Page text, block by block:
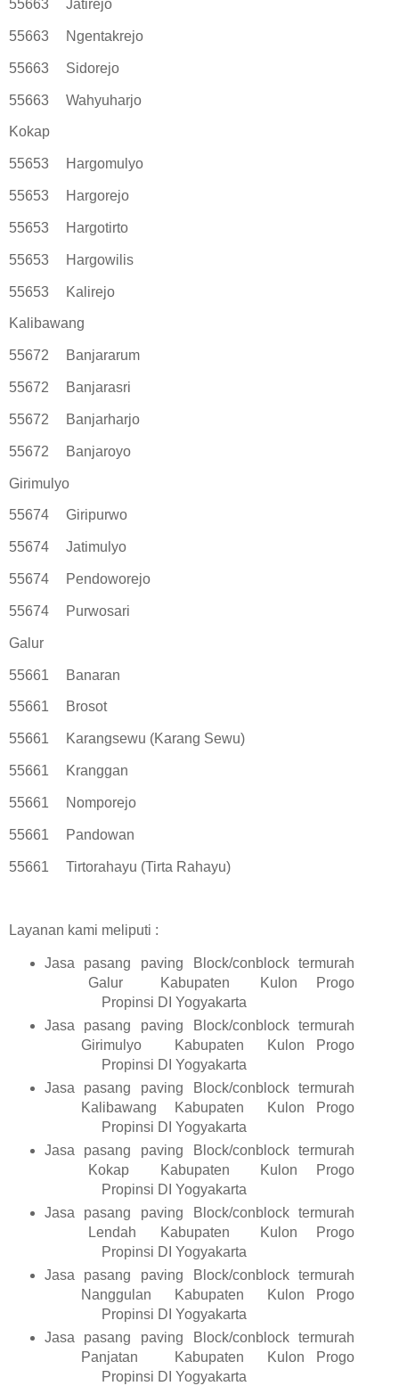
55663 Jatirejo
55663 Ngentakrejo
55663 Sidorejo
55663 Wahyuharjo
Kokap
55653 Hargomulyo
55653 Hargorejo
55653 Hargotirto
55653 Hargowilis
55653 Kalirejo
Kalibawang
55672 Banjararum
55672 Banjarasri
55672 Banjarharjo
55672 Banjaroyo
Girimulyo
55674 Giripurwo
55674 Jatimulyo
55674 Pendoworejo
55674 Purwosari
Galur
55661 Banaran
55661 Brosot
55661 Karangsewu (Karang Sewu)
55661 Kranggan
55661 Nomporejo
55661 Pandowan
55661 Tirtorahayu (Tirta Rahayu)
Layanan kami meliputi :
Jasa pasang paving Block/conblock termurah
Galur
Kabupaten
Kulon Progo
Propinsi DI Yogyakarta
Jasa pasang paving Block/conblock termurah
Girimulyo
Kabupaten
Kulon Progo
Propinsi DI Yogyakarta
Jasa pasang paving Block/conblock termurah
Kalibawang
Kabupaten
Kulon Progo
Propinsi DI Yogyakarta
Jasa pasang paving Block/conblock termurah
Kokap
Kabupaten
Kulon Progo
Propinsi DI Yogyakarta
Jasa pasang paving Block/conblock termurah
Lendah
Kabupaten
Kulon Progo
Propinsi DI Yogyakarta
Jasa pasang paving Block/conblock termurah
Nanggulan
Kabupaten
Kulon Progo
Propinsi DI Yogyakarta
Jasa pasang paving Block/conblock termurah
Panjatan
Kabupaten
Kulon Progo
Propinsi DI Yogyakarta